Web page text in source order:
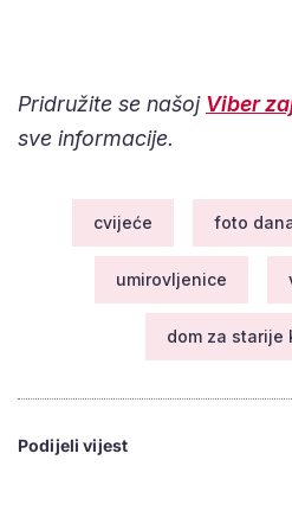
Pridružite se našoj Viber
sve informacije.
cvijeće foto
umirovljenice
dom za starije
Podijeli vijest